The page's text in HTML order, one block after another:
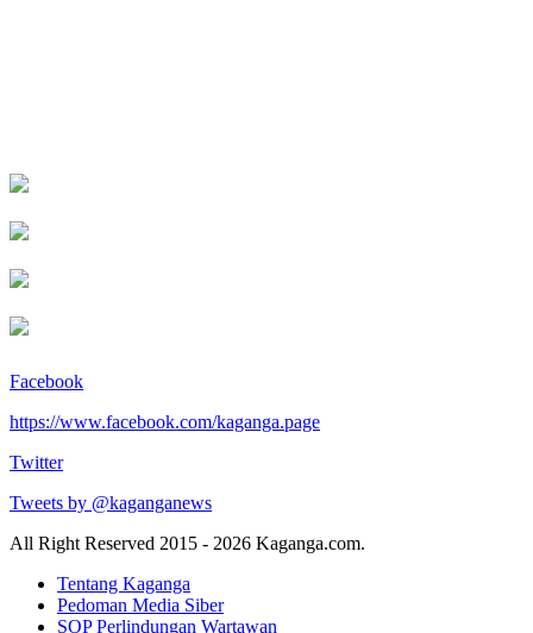
Facebook
https://www.facebook.com/kaganga.page
Twitter
Tweets by @kaganganews
All Right Reserved 2015 - 2026 Kaganga.com.
Tentang Kaganga
Pedoman Media Siber
SOP Perlindungan Wartawan